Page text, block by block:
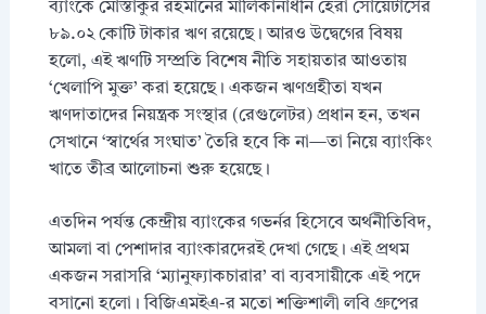
ব্যাংকে মোস্তাকুর রহমানের মালিকানাধীন হেরা সোয়েটার্সের
৮৯.০২ কোটি টাকার ঋণ রয়েছে। আরও উদ্বেগের বিষয়
হলো, এই ঋণটি সম্প্রতি বিশেষ নীতি সহায়তার আওতায়
‘খেলাপি মুক্ত’ করা হয়েছে। একজন ঋণগ্রহীতা যখন
ঋণদাতাদের নিয়ন্ত্রক সংস্থার (রেগুলেটর) প্রধান হন, তখন
সেখানে ‘স্বার্থের সংঘাত’ তৈরি হবে কি না—তা নিয়ে ব্যাংকিং
খাতে তীব্র আলোচনা শুরু হয়েছে।
এতদিন পর্যন্ত কেন্দ্রীয় ব্যাংকের গভর্নর হিসেবে অর্থনীতিবিদ,
আমলা বা পেশাদার ব্যাংকারদেরই দেখা গেছে। এই প্রথম
একজন সরাসরি ‘ম্যানুফ্যাকচারার’ বা ব্যবসায়ীকে এই পদে
বসানো হলো। বিজিএমইএ-র মতো শক্তিশালী লবি গ্রুপের